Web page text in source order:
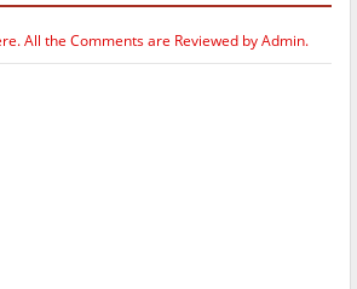
All the Comments are Reviewed by Admin.